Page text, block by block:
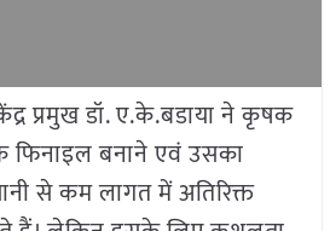
प्रमुख डॉ. ए.के.बडाया ने कृषक
फिनाइल बनाने एवं उसका
से कम लागत में अतिरिक्त